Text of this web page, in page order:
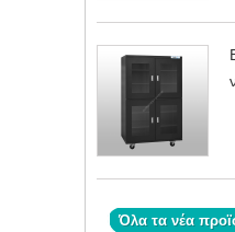
Όλα τα νέα